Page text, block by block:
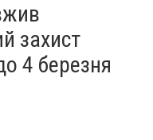
захист
4 березня